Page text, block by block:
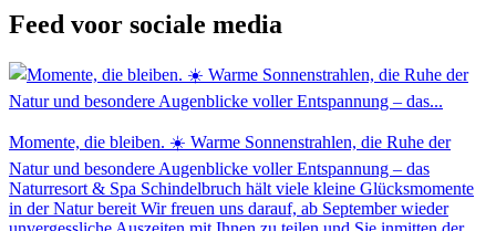
Feed voor sociale media
Momente, die bleiben. ☀️ Warme Sonnenstrahlen, die Ruhe der
Natur und besondere Augenblicke voller Entspannung – das
Naturresort & Spa Schindelbruch hält viele kleine Glücksmomente
in der Natur bereit Wir freuen uns darauf, ab September wieder